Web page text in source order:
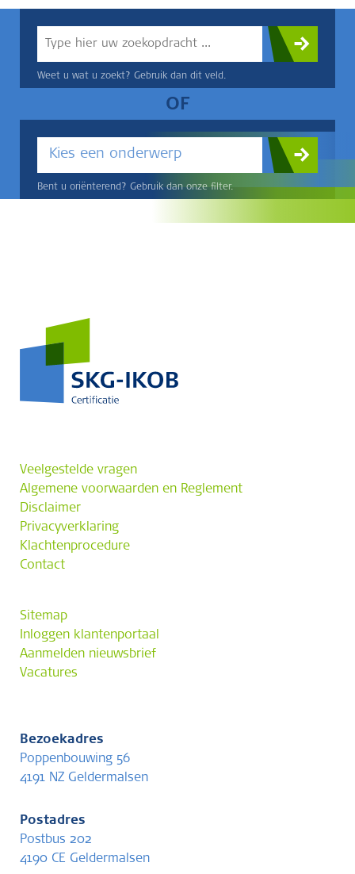
Weet u wat u zoekt? Gebruik dan dit veld.
OF
Kies een onderwerp
Bent u oriënterend? Gebruik dan onze filter.
Veelgestelde vragen
Algemene voorwaarden en Reglement
Disclaimer
Privacyverklaring
Klachtenprocedure
Contact
Sitemap
Inloggen klantenportaal
Aanmelden nieuwsbrief
Vacatures
Bezoekadres
Poppenbouwing 56
4191 NZ Geldermalsen
Postadres
Postbus 202
4190 CE Geldermalsen